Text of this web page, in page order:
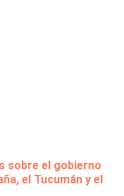
sobre el gobierno
el Tucumán y el